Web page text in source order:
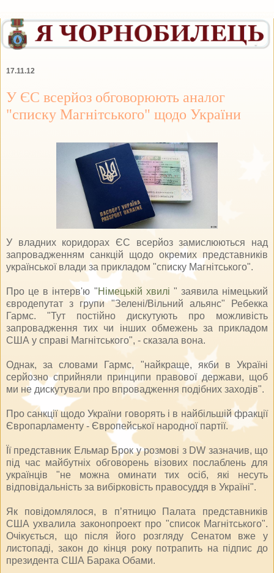
17.11.12
У ЄС всерйоз обговорюють аналог
"списку Магнітського" щодо України
У владних коридорах ЄС всерйоз замислюються над
запровадженням санкцій щодо окремих представників
української влади за прикладом "списку Магнітського".
Про це в інтерв'ю "Німецькій хвилі " заявила німецький
євродепутат з групи "Зелені/Вільний альянс" Ребекка
Гармс. "Тут постійно дискутують про можливість
запровадження тих чи інших обмежень за прикладом
США у справі Магнітського", - сказала вона.
Однак, за словами Гармс, "найкраще, якби в Україні
серйозно сприйняли принципи правової держави, щоб
ми не дискутували про впровадження подібних заходів".
Про санкції щодо України говорять і в найбільшій фракції
Європарламенту - Європейської народної партії.
Її представник Ельмар Брок у розмові з DW зазначив, що
під час майбутніх обговорень візових послаблень для
українців "не можна оминати тих осіб, які несуть
відповідальність за вибірковість правосуддя в Україні".
Як повідомлялося, в п’ятницю Палата представників
США ухвалила законопроект про "список Магнітського".
Очікується, що після його розгляду Сенатом вже у
листопаді, закон до кінця року потрапить на підпис до
президента США Барака Обами.